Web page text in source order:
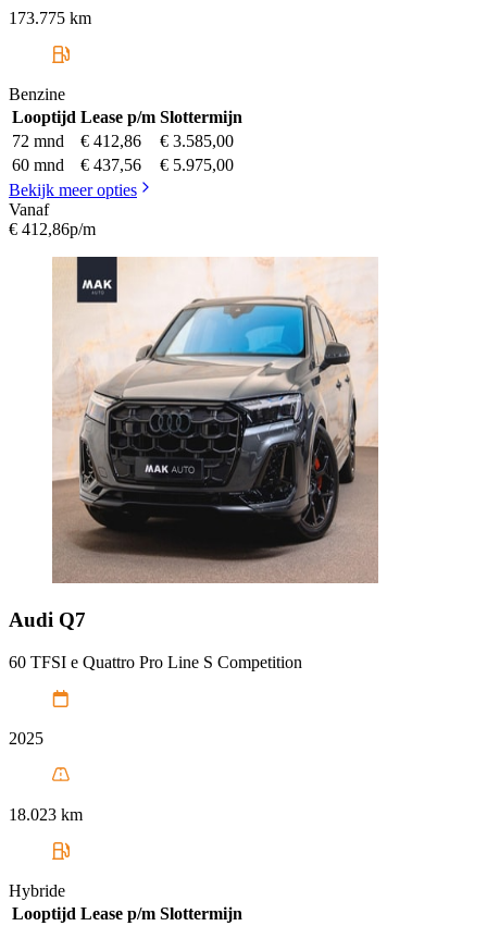
173.775 km
Benzine
Looptijd Lease p/m Slottermijn
72 mnd
€ 412,86
€ 3.585,00
60 mnd
€ 437,56
€ 5.975,00
Bekijk meer opties
Vanaf
€ 412,86p/m
Audi Q7
60 TFSI e Quattro Pro Line S Competition
2025
18.023 km
Hybride
Looptijd Lease p/m Slottermijn